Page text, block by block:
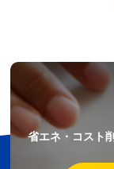
省エネ・コスト